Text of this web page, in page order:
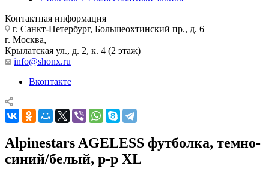
Контактная информация
г. Санкт-Петербург, Большеохтинский пр., д. 6
г. Москва,
Крылатская ул., д. 2, к. 4 (2 этаж)
info@shonx.ru
Вконтакте
Alpinestars AGELESS футболка, темно-
синий/белый, р-р XL